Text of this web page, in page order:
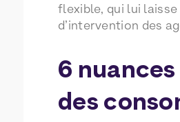
flexible, qui lui
d’intervention des
6
des